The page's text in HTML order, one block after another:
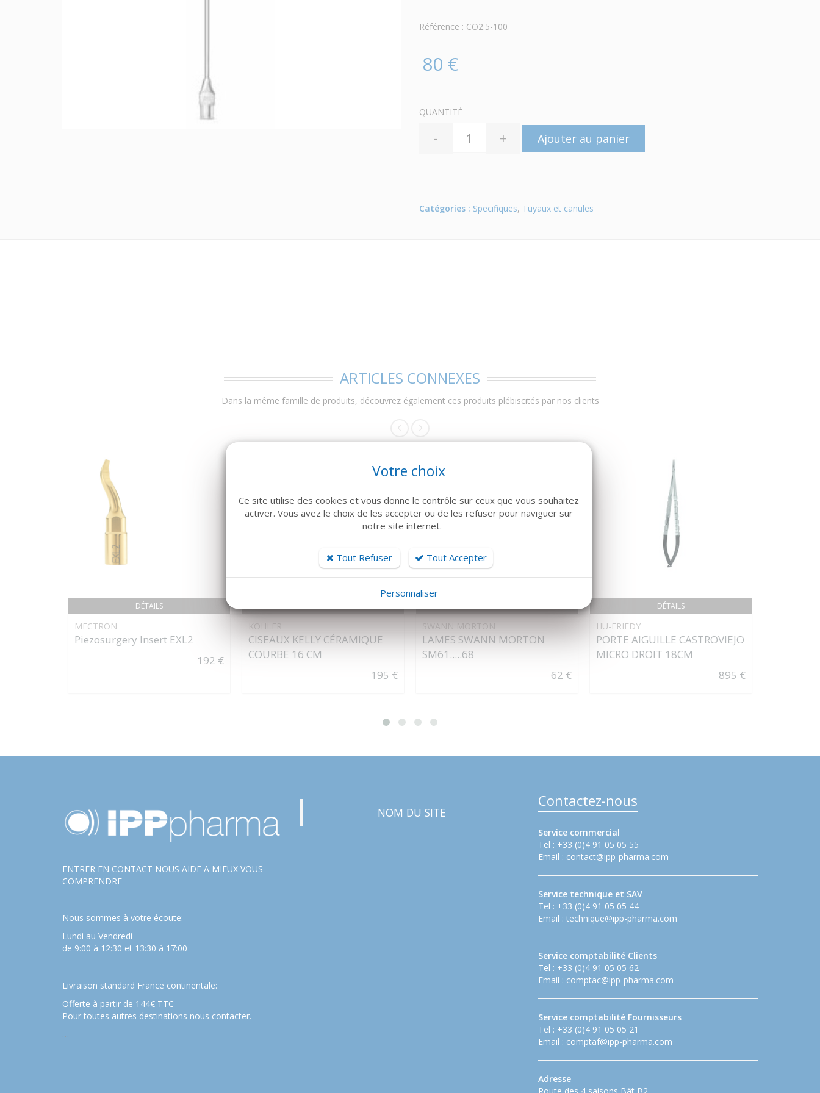
Référence : CO2.5-100
80 €
QUANTITÉ
- + Ajouter au panier
Catégories : Specifiques, Tuyaux et canules
ARTICLES CONNEXES
Dans la même famille de produits, découvrez également ces produits plébiscités par nos clients
DÉTAILS
MECTRON
Piezosurgery Insert EXL2
192 €
KOHLER
CISEAUX KELLY CÉRAMIQUE
COURBE 16 CM
195 €
SWANN MORTON
LAMES SWANN MORTON
SM61.....68
62 €
DÉTAILS
HU-FRIEDY
PORTE AIGUILLE CASTROVIEJO
MICRO DROIT 18CM
895 €
ENTRER EN CONTACT NOUS AIDE A MIEUX VOUS
COMPRENDRE
Nous sommes à votre écoute:
Lundi au Vendredi
de 9:00 à 12:30 et 13:30 à 17:00
Livraison standard France continentale:
Offerte à partir de 144€ TTC
Pour toutes autres destinations nous contacter.
…
NOM DU SITE
Contactez-nous
Service commercial
Tel : +33 (0)4 91 05 05 55
Email : contact@ipp-pharma.com
Service technique et SAV
Tel : +33 (0)4 91 05 05 44
Email : technique@ipp-pharma.com
Service comptabilité Clients
Tel : +33 (0)4 91 05 05 62
Email : comptac@ipp-pharma.com
Service comptabilité Fournisseurs
Tel : +33 (0)4 91 05 05 21
Email : comptaf@ipp-pharma.com
Adresse
Route des 4 saisons Bât B2
Votre choix
Ce site utilise des cookies et vous donne le contrôle sur ceux que vous souhaitez
activer. Vous avez le choix de les accepter ou de les refuser pour naviguer sur
notre site internet.
Tout Refuser Tout Accepter
Personnaliser